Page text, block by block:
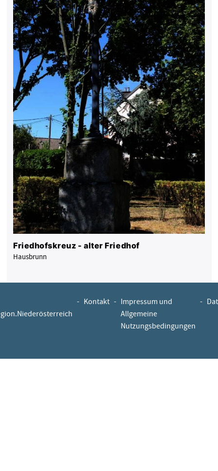
Friedhofskreuz - alter Friedhof
Hausbrunn
- Kontakt - Impressum und
Allgemeine
Nutzungsbedingungen
-